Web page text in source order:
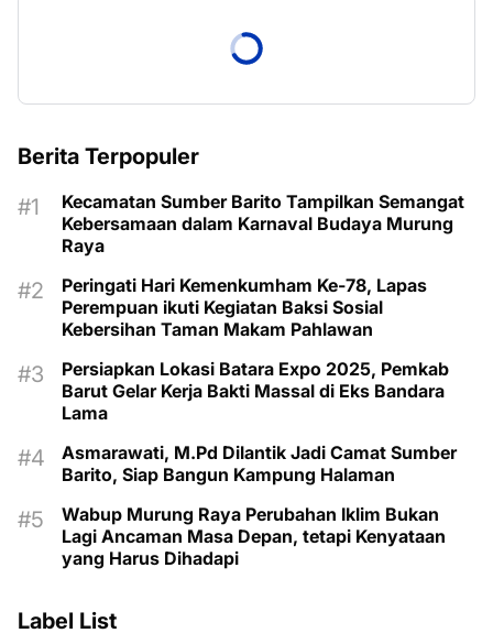
Berita Terpopuler
Kecamatan Sumber Barito Tampilkan Semangat
Kebersamaan dalam Karnaval Budaya Murung
Raya
Peringati Hari Kemenkumham Ke-78, Lapas
Perempuan ikuti Kegiatan Baksi Sosial
Kebersihan Taman Makam Pahlawan
Persiapkan Lokasi Batara Expo 2025, Pemkab
Barut Gelar Kerja Bakti Massal di Eks Bandara
Lama
Asmarawati, M.Pd Dilantik Jadi Camat Sumber
Barito, Siap Bangun Kampung Halaman
Wabup Murung Raya Perubahan Iklim Bukan
Lagi Ancaman Masa Depan, tetapi Kenyataan
yang Harus Dihadapi
Label List